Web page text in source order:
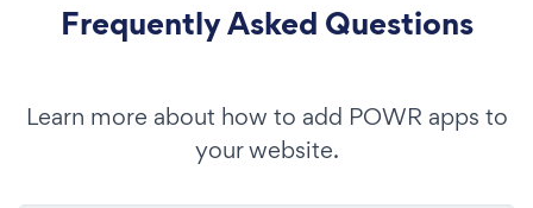
Frequently Asked Questions
Learn more about how to add POWR apps to
your website.